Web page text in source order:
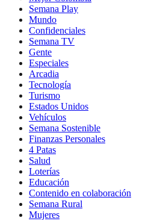
Semana Play
Mundo
Confidenciales
Semana TV
Gente
Especiales
Arcadia
Tecnología
Turismo
Estados Unidos
Vehículos
Semana Sostenible
Finanzas Personales
4 Patas
Salud
Loterías
Educación
Contenido en colaboración
Semana Rural
Mujeres